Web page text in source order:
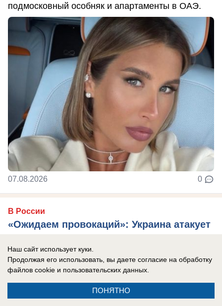
подмосковный особняк и апартаменты в ОАЭ.
07.08.2026 0
В России
«Ожидаем провокаций»: Украина атакует
самолет-разведчик
Эксперты считают, что Киев хочет напугать
туристов, отдыхающих на побережье.
Наш сайт использует куки.
Продолжая его использовать, вы даете согласие на обработку
файлов cookie и пользовательских данных.
ПОНЯТНО